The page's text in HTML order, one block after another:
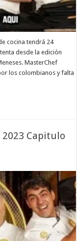
cocina tendrá 24
desde la edición
MasterChef
los colombianos y falta
Capitulo